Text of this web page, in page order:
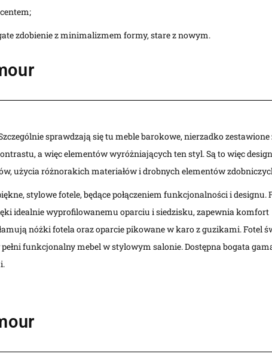
zdobienie z minimalizmem formy, stare z nowym.
sprawdzają się tu meble barokowe, nierzadko zestawione
a więc elementów wyróżniających ten styl. Są to więc
użycia różnorakich materiałów i drobnych elementów
stylowe fotele, będące połączeniem funkcjonalności i designu.
idealnie wyprofilowanemu oparciu i siedzisku, zapewnia komfort
nóżki fotela oraz oparcie pikowane w karo z guzikami. Fotel
funkcjonalny mebel w stylowym salonie. Dostępna bogata